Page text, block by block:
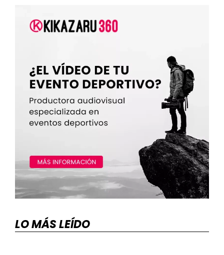
LO MÁS LEÍDO